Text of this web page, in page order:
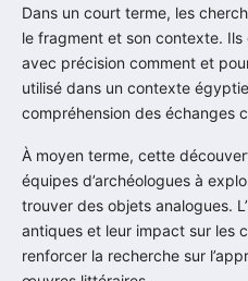
Dans un court terme, les
le fragment et son contexte.
avec précision comment et
utilisé dans un contexte
compréhension des échanges
À moyen terme, cette
équipes d’archéologues à
trouver des objets analogues.
antiques et leur impact sur les
renforcer la recherche sur